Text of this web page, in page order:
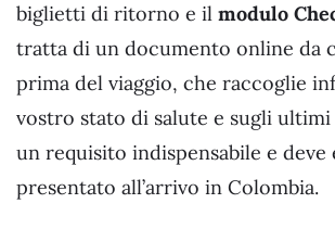
biglietti di ritorno e il modulo
tratta di un documento online da
prima del viaggio, che raccoglie
vostro stato di salute e sugli ultimi
un requisito indispensabile e deve
presentato all’arrivo in Colombia.